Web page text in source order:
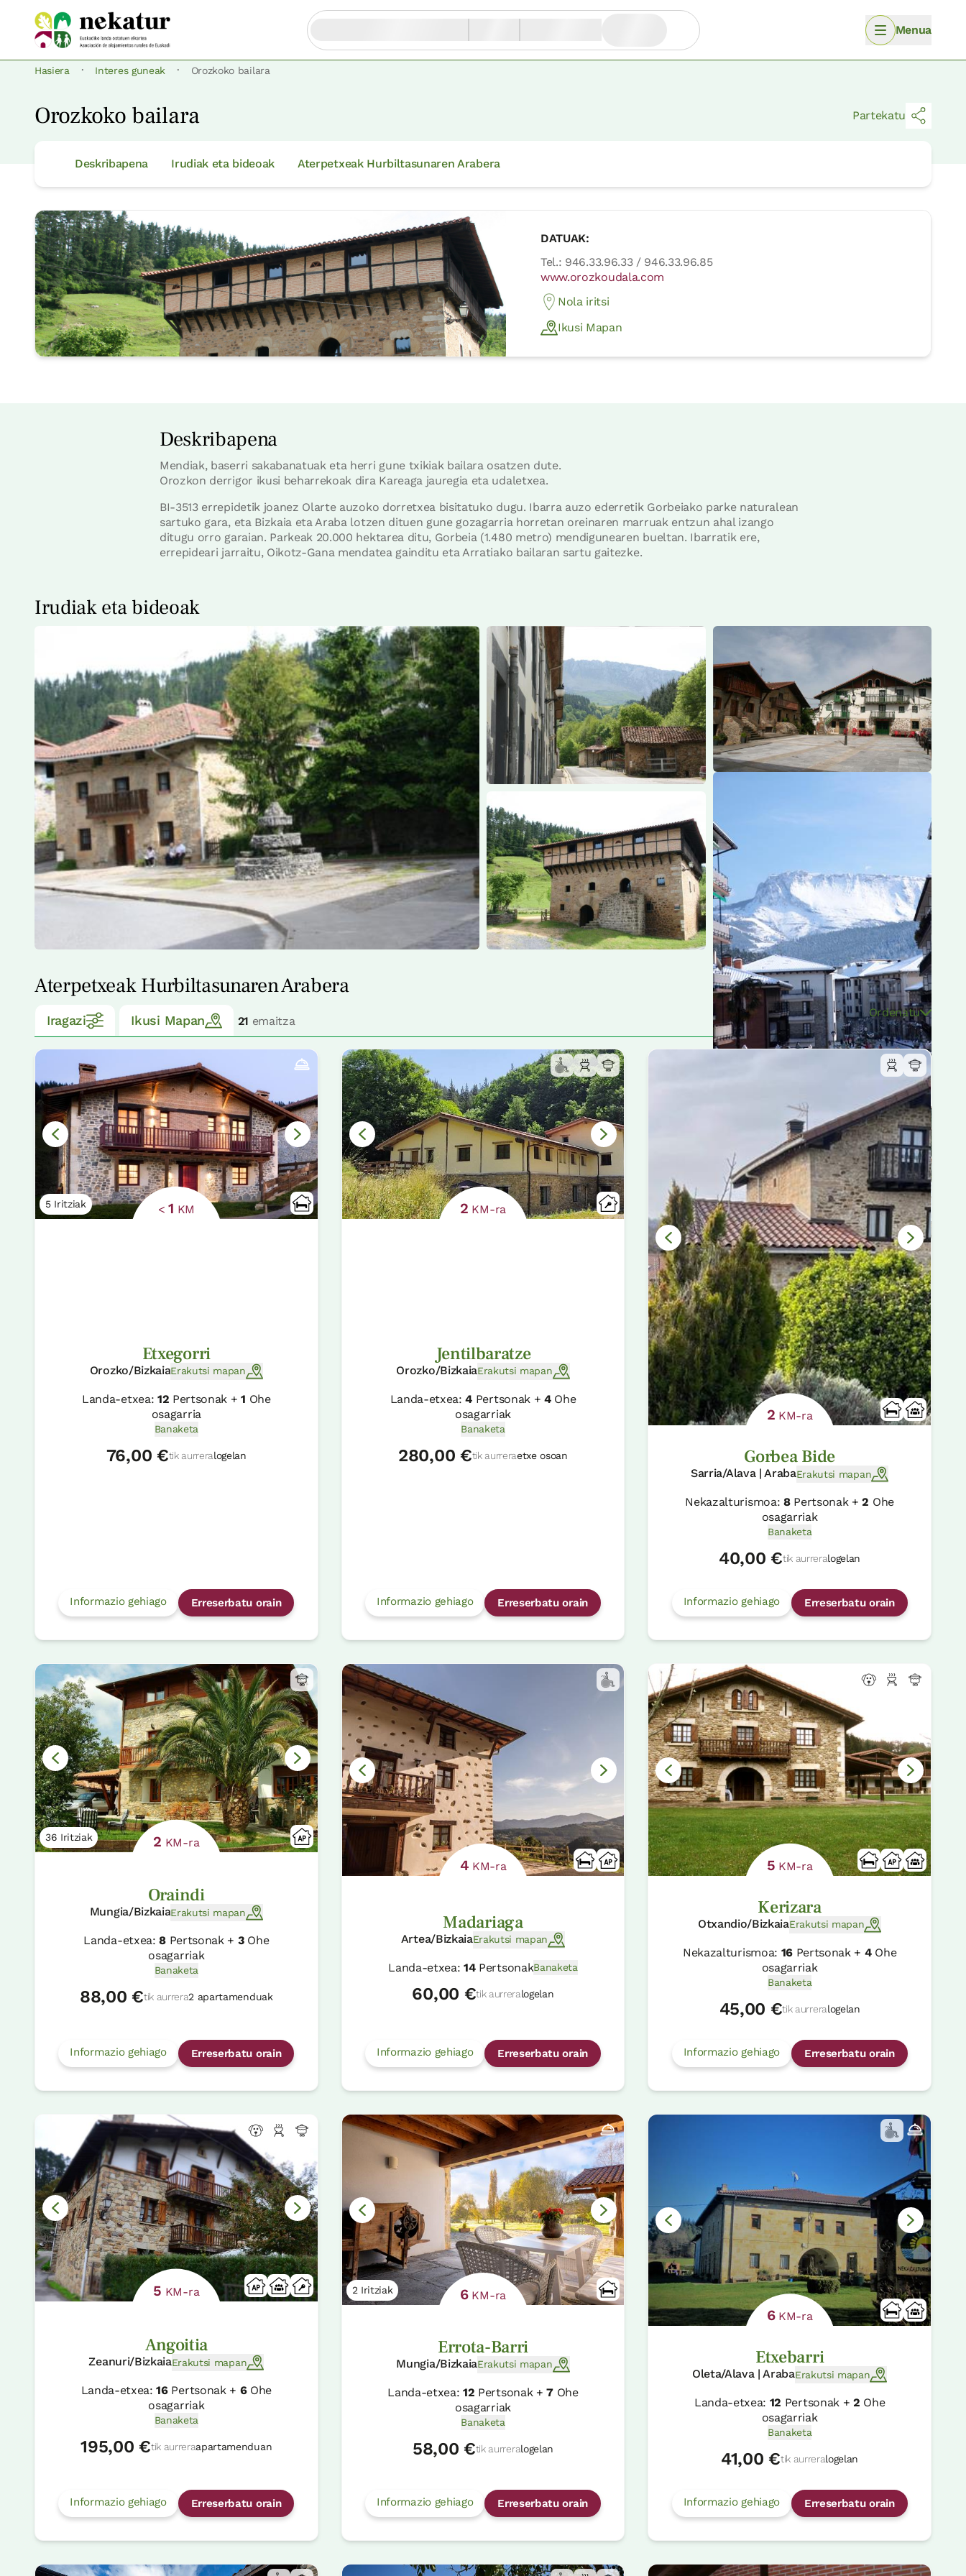
Menua
Hasiera · Interes guneak · Orozkoko bailara
Orozkoko bailara Partekatu
Deskribapena Irudiak eta bideoak Aterpetxeak Hurbiltasunaren Arabera
DATUAK:
Tel.: 946.33.96.33 / 946.33.96.85
www.orozkoudala.com
Nola iritsi
Ikusi Mapan
Deskribapena
Mendiak, baserri sakabanatuak eta herri gune txikiak bailara osatzen dute.
Orozkon derrigor ikusi beharrekoak dira Kareaga jauregia eta udaletxea.
BI-3513 errepidetik joanez Olarte auzoko dorretxea bisitatuko dugu. Ibarra auzo ederretik Gorbeiako parke naturalean
sartuko gara, eta Bizkaia eta Araba lotzen dituen gune gozagarria horretan oreinaren marruak entzun ahal izango
ditugu orro garaian. Parkeak 20.000 hektarea ditu, Gorbeia (1.480 metro) mendigunearen bueltan. Ibarratik ere,
errepideari jarraitu, Oikotz-Gana mendatea gainditu eta Arratiako bailaran sartu gaitezke.
Irudiak eta bideoak
Aterpetxeak Hurbiltasunaren Arabera
Iragazi Ikusi Mapan 21 emaitza
Ordenatu
5 Iritziak <1 KM
Etxegorri
Orozko/BizkaiaErakutsi mapan
Landa-etxea: 12 Pertsonak +1 Ohe
osagarria
Banaketa
76,00 €tik aurreralogelan
Informazio gehiago Erreserbatu orain
2 KM-ra
Jentilbaratze
Orozko/BizkaiaErakutsi mapan
Landa-etxea:4 Pertsonak + 4Ohe
osagarriak
Banaketa
280,00 €tik aurreraetxe osoan
Informazio gehiago Erreserbatu orain
2 KM-ra
Gorbea Bide
Sarria/Alava | ArabaErakutsi mapan
Nekazalturismoa: 8Pertsonak +2 Ohe
osagarriak
Banaketa
40,00 €tik aurreralogelan
Informazio gehiago Erreserbatu orain
36 Iritziak 2 KM-ra
Oraindi
Mungia/BizkaiaErakutsi mapan
Landa-etxea:8Pertsonak + 3Ohe
osagarriak
Banaketa
88,00 €tik aurrera2 apartamenduak
Informazio gehiago Erreserbatu orain
4 KM-ra
Madariaga
Artea/BizkaiaErakutsi mapan
Landa-etxea:14PertsonakBanaketa
60,00 €tik aurreralogelan
Informazio gehiago Erreserbatu orain
5 KM-ra
Kerizara
Otxandio/BizkaiaErakutsi mapan
Nekazalturismoa: 16Pertsonak + 4Ohe
osagarriak
Banaketa
45,00 €tik aurreralogelan
Informazio gehiago Erreserbatu orain
5 KM-ra
Angoitia
Zeanuri/BizkaiaErakutsi mapan
Landa-etxea:16Pertsonak + 6Ohe
osagarriak
Banaketa
195,00 €tik aurreraapartamenduan
Informazio gehiago Erreserbatu orain
2 Iritziak 6KM-ra
Errota-Barri
Mungia/BizkaiaErakutsi mapan
Landa-etxea:12 Pertsonak +7Ohe
osagarriak
Banaketa
58,00 €tik aurreralogelan
Informazio gehiago Erreserbatu orain
6KM-ra
Etxebarri
Oleta/Alava | ArabaErakutsi mapan
Landa-etxea: 12 Pertsonak + 2 Ohe
osagarriak
Banaketa
41,00 €tik aurreralogelan
Informazio gehiago Erreserbatu orain